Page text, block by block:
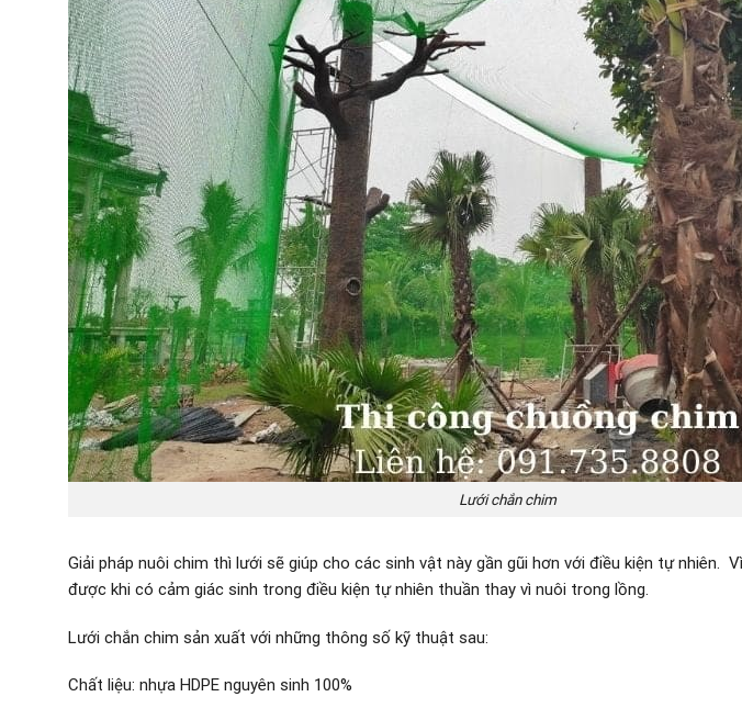
Lưới chắn chim
Giải pháp nuôi chim thì lưới sẽ giúp cho các sinh vật này gần gũi hơn với điều kiện tự nhiên.
được khi có cảm giác sinh trong điều kiện tự nhiên thuần thay vì nuôi trong lồng.
Lưới chắn chim sản xuất với những thông số kỹ thuật sau:
Chất liệu: nhựa HDPE nguyên sinh 100%